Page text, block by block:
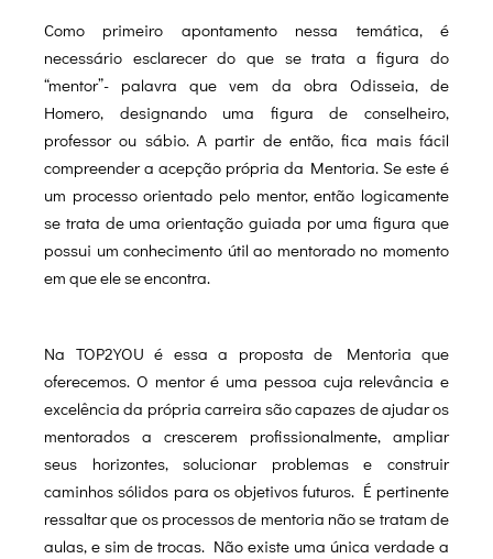
Como primeiro apontamento nessa temática, é
necessário esclarecer do que se trata a figura do
“mentor”- palavra que vem da obra Odisseia, de
Homero, designando uma figura de conselheiro,
professor ou sábio. A partir de então, fica mais fácil
compreender a acepção própria da Mentoria. Se este é
um processo orientado pelo mentor, então logicamente
se trata de uma orientação guiada por uma figura que
possui um conhecimento útil ao mentorado no momento
em que ele se encontra.
Na TOP2YOU é essa a proposta de Mentoria que
oferecemos. O mentor é uma pessoa cuja relevância e
excelência da própria carreira são capazes de ajudar os
mentorados a crescerem profissionalmente, ampliar
seus horizontes, solucionar problemas e construir
caminhos sólidos para os objetivos futuros. É pertinente
ressaltar que os processos de mentoria não se tratam de
aulas, e sim de trocas. Não existe uma única verdade a